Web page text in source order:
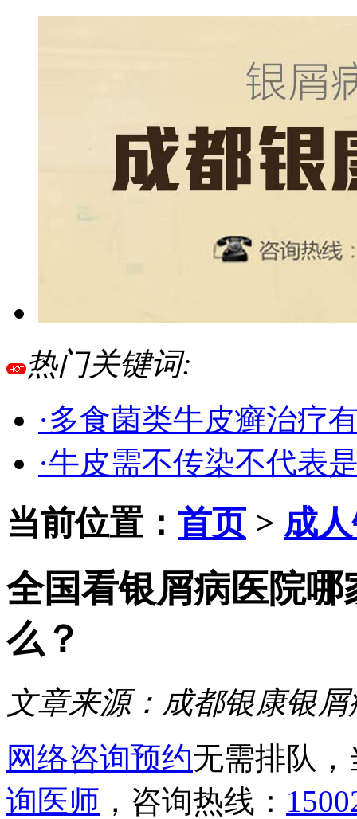
热门关键词:
·多食菌类牛皮癣治疗
·牛皮需不传染不代表
当前位置： 首页> 成
全国看银屑病医院
么？
文章来源： 成都银康银
网络咨询预约无需排队
询医师 ，咨询热线：